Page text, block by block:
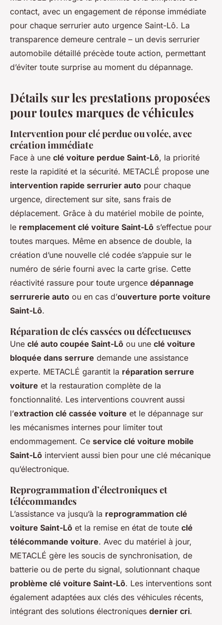
contact, avec un engagement de réponse immédiate
pour chaque serrurier auto urgence Saint-Lô. La
transparence demeure centrale – un devis serrurier
automobile détaillé précède toute action, permettant
d’éviter toute surprise au moment du dépannage.
Détails sur les prestations proposées
pour toutes marques de véhicules
Intervention pour clé perdue ou volée, avec
création immédiate
Face à une clé voiture perdue Saint-Lô, la priorité
reste la rapidité et la sécurité. METACLÉ propose une
intervention rapide serrurier auto pour chaque
urgence, directement sur site, sans frais de
déplacement. Grâce à du matériel mobile de pointe,
le remplacement clé voiture Saint-Lô s’effectue pour
toutes marques. Même en absence de double, la
création d’une nouvelle clé codée s’appuie sur le
numéro de série fourni avec la carte grise. Cette
réactivité rassure pour toute urgence dépannage
serrurerie auto ou en cas d’ouverture porte voiture
Saint-Lô.
Réparation de clés cassées ou défectueuses
Une clé auto coupée Saint-Lô ou une clé voiture
bloquée dans serrure demande une assistance
experte. METACLÉ garantit la réparation serrure
voiture et la restauration complète de la
fonctionnalité. Les interventions couvrent aussi
l’extraction clé cassée voiture et le dépannage sur
les mécanismes internes pour limiter tout
endommagement. Ce service clé voiture mobile
Saint-Lô intervient aussi bien pour une clé mécanique
qu’électronique.
Reprogrammation d’électroniques et
télécommandes
L’assistance va jusqu’à la reprogrammation clé
voiture Saint-Lô et la remise en état de toute clé
télécommande voiture. Avec du matériel à jour,
METACLÉ gère les soucis de synchronisation, de
batterie ou de perte du signal, solutionnant chaque
problème clé voiture Saint-Lô. Les interventions sont
également adaptées aux clés des véhicules récents,
intégrant des solutions électroniques dernier cri.